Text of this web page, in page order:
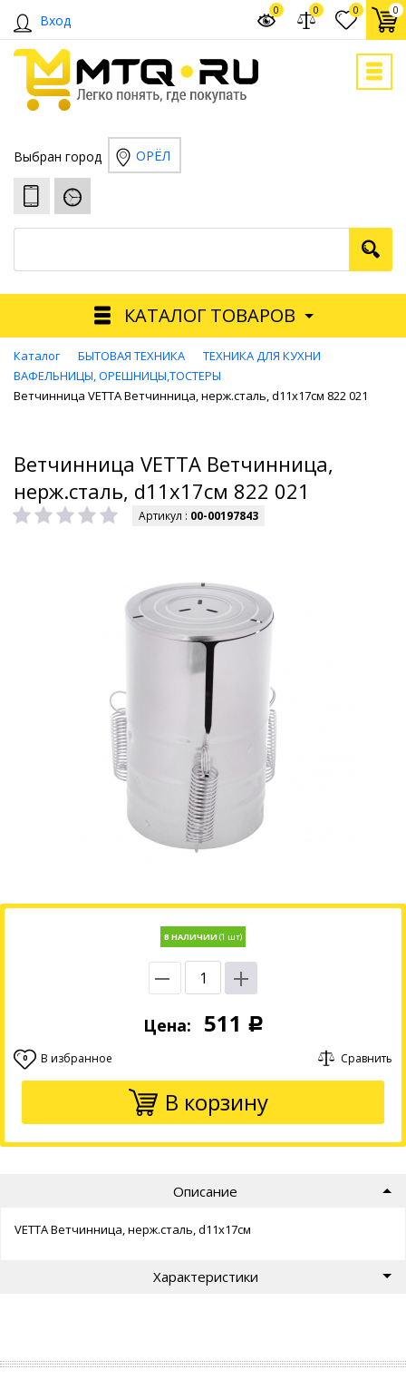
Вход
0 0
0 0
Выбран город ОРЁЛ
КАТАЛОГ ТОВАРОВ
Каталог БЫТОВАЯ ТЕХНИКА
ТЕХНИКА ДЛЯ КУХНИ
ВАФЕЛЬНИЦЫ, ОРЕШНИЦЫ,ТОСТЕРЫ
Ветчинница VETTA Ветчинница, нерж.сталь, d11x17см 822 021
Ветчинница VETTA Ветчинница,
нерж.сталь, d11x17см 822 021
Артикул : 00-00197843
В НАЛИЧИИ
Цена: 511 Р
0 В избранное Сравнить
В корзину
Описание
VETTA Ветчинница, нерж.сталь, d11x17см
Характеристики